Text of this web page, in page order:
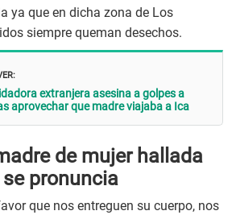
ya que en dicha zona de Los
siempre queman desechos.
extranjera asesina a golpes a
aprovechar que madre viajaba a Ica
de mujer hallada
pronuncia
que nos entreguen su cuerpo, nos